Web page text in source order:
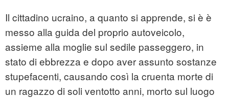
Il cittadino ucraino, a quanto si apprende, si è è
messo alla guida del proprio autoveicolo,
assieme alla moglie sul sedile passeggero, in
stato di ebbrezza e dopo aver assunto sostanze
stupefacenti, causando così la cruenta morte di
un ragazzo di soli ventotto anni, morto sul luogo